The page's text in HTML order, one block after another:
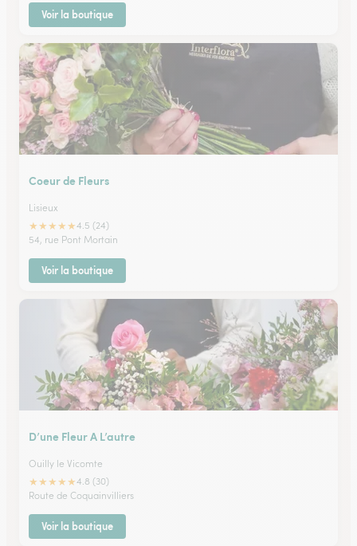
Voir la boutique
Coeur de Fleurs
Lisieux
★★★★★4.5 (24)
54, rue Pont Mortain
Voir la boutique
D’une Fleur A L’autre
Ouilly le Vicomte
★★★★★4.8 (30)
Route de Coquainvilliers
Voir la boutique